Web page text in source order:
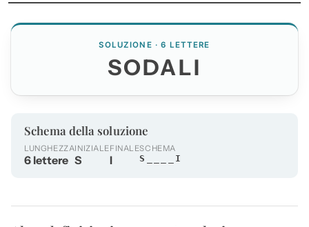
SOLUZIONE · 6 LETTERE
SODALI
Schema della soluzione
LUNGHEZZA
6 lettere
INIZIALE
S
FINALE
I
SCHEMA
S____I